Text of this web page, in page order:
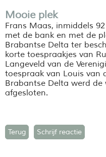
Mooie plek
Frans Maas, inmiddels
met de bank en met de
Brabantse Delta ter
korte toespraakjes van
Langeveld van de
toespraak van Louis van
Brabantse Delta werd
afgesloten.
Terug Schrijf reactie